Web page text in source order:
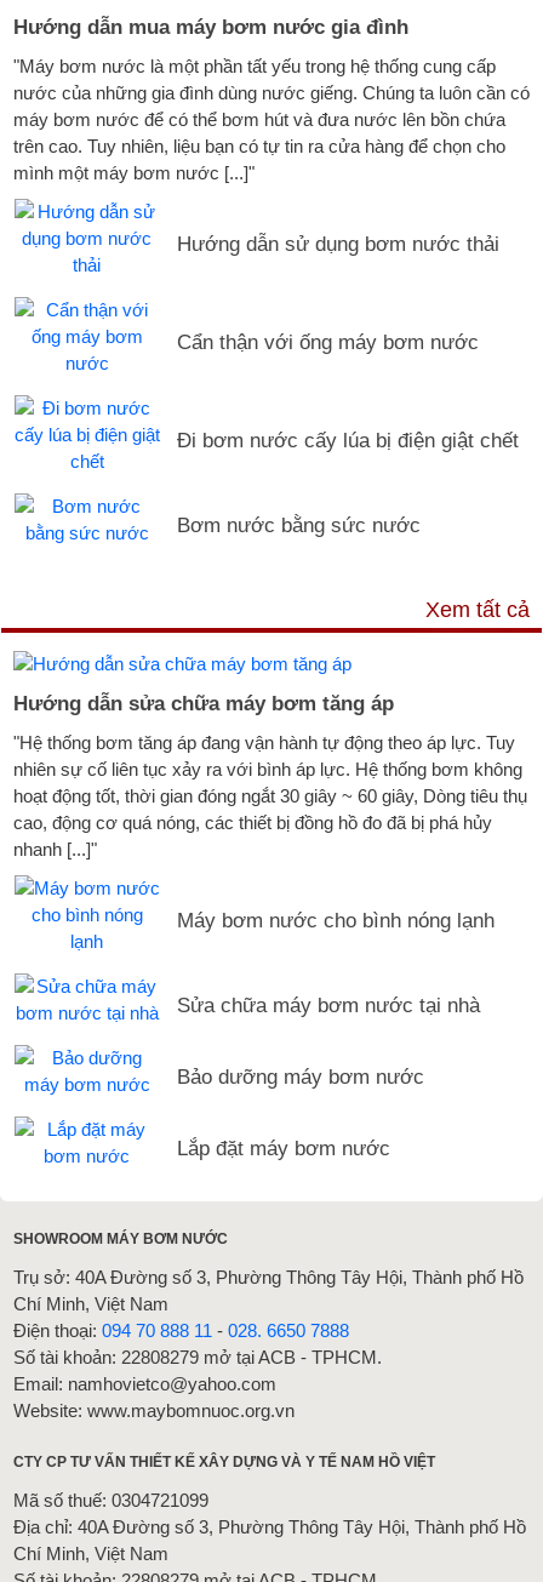
Hướng dẫn mua máy bơm nước gia đình
"Máy bơm nước là một phần tất yếu trong hệ thống cung cấp
nước của những gia đình dùng nước giếng. Chúng ta luôn cần có
máy bơm nước để có thể bơm hút và đưa nước lên bồn chứa
trên cao. Tuy nhiên, liệu bạn có tự tin ra cửa hàng để chọn cho
mình một máy bơm nước [...]"
Hướng dẫn sử dụng bơm nước thải
Cẩn thận với ống máy bơm nước
Đi bơm nước cấy lúa bị điện giật chết
Bơm nước bằng sức nước
Xem tất cả
Hướng dẫn sửa chữa máy bơm tăng áp
"Hệ thống bơm tăng áp đang vận hành tự động theo áp lực. Tuy
nhiên sự cố liên tục xảy ra với bình áp lực. Hệ thống bơm không
hoạt động tốt, thời gian đóng ngắt 30 giây ~ 60 giây, Dòng tiêu thụ
cao, động cơ quá nóng, các thiết bị đồng hồ đo đã bị phá hủy
nhanh [...]"
Máy bơm nước cho bình nóng lạnh
Sửa chữa máy bơm nước tại nhà
Bảo dưỡng máy bơm nước
Lắp đặt máy bơm nước
SHOWROOM MÁY BƠM NƯỚC
Trụ sở: 40A Đường số 3, Phường Thông Tây Hội, Thành phố Hồ
Chí Minh, Việt Nam
Điện thoại:094 70 888 11 -028. 6650 7888
Số tài khoản: 22808279 mở tại ACB - TPHCM.
Email: namhovietco@yahoo.com
Website: www.maybomnuoc.org.vn
CTY CP TƯ VẤN THIẾT KẾ XÂY DỰNG VÀ Y TẾ NAM HỒ VIỆT
Mã số thuế: 0304721099
Địa chỉ: 40A Đường số 3, Phường Thông Tây Hội, Thành phố Hồ
Chí Minh, Việt Nam